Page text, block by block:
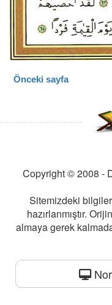
Önceki sayfa
Copyright © 2008 -
Sitemizdeki
hazırlanmıştır.
almaya gerek